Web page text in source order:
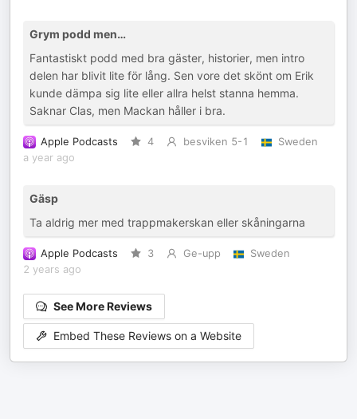
Grym podd men…
Fantastiskt podd med bra gäster, historier, men intro
delen har blivit lite för lång. Sen vore det skönt om Erik
kunde dämpa sig lite eller allra helst stanna hemma.
Saknar Clas, men Mackan håller i bra.
Apple Podcasts 4 besviken 5-1
Sweden
a year ago
Gäsp
Ta aldrig mer med trappmakerskan eller skåningarna
Apple Podcasts 3 Ge-upp
Sweden
2 years ago
See More Reviews
Embed These Reviews on a Website